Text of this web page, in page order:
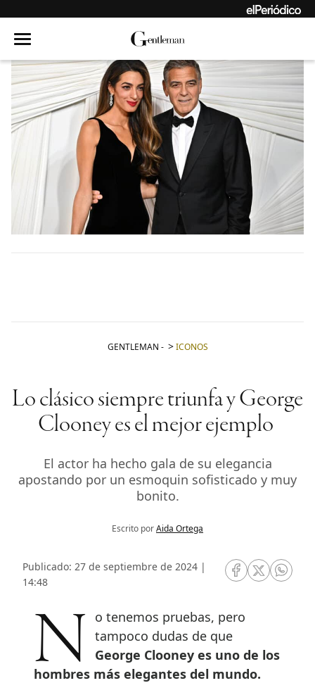
GENTLEMAN - ICONOS
Lo clásico siempre triunfa y George
Clooney es el mejor ejemplo
El actor ha hecho gala de su elegancia
apostando por un esmoquin sofisticado y muy
bonito.
Escrito porAida Ortega
Publicado: 27 de septiembre de 2024 |
14:48
RRSS Facebook
RRSSRRSS
No tenemos pruebas, pero
tampoco dudas de que
George Clooney es uno de los
hombres más elegantes del mundo.